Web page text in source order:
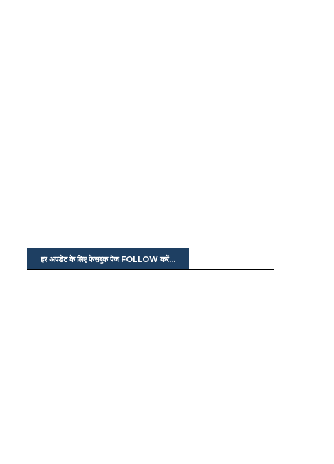
हर अपडेट के लिए फेसबुक पेज FOLLOW करें...